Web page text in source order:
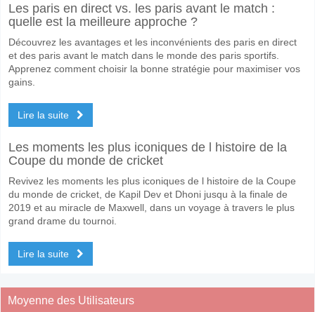
Les paris en direct vs. les paris avant le match :
quelle est la meilleure approche ?
Découvrez les avantages et les inconvénients des paris en direct
et des paris avant le match dans le monde des paris sportifs.
Apprenez comment choisir la bonne stratégie pour maximiser vos
gains.
Lire la suite
Les moments les plus iconiques de l histoire de la
Coupe du monde de cricket
Revivez les moments les plus iconiques de l histoire de la Coupe
du monde de cricket, de Kapil Dev et Dhoni jusqu à la finale de
2019 et au miracle de Maxwell, dans un voyage à travers le plus
grand drame du tournoi.
Lire la suite
Moyenne des Utilisateurs